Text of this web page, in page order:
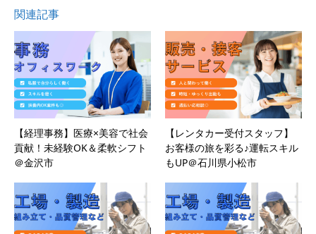
関連記事
【経理事務】医療×美容で社会
貢献！未経験OK＆柔軟シフト
＠金沢市
【レンタカー受付スタッフ】
お客様の旅を彩る♪運転スキル
もUP＠石川県小松市